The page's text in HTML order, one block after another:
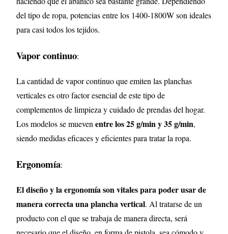
del tipo de ropa, potencias entre los 1400-1800W son ideales
para casi todos los tejidos.
Vapor continuo:
La cantidad de vapor continuo que emiten las planchas
verticales es otro factor esencial de este tipo de
complementos de limpieza y cuidado de prendas del hogar.
Los modelos se muevenentre los 25 g/min y 35 g/min,
siendo medidas eficaces y eficientes para tratar la ropa.
Ergonomía:
El diseño y la ergonomía son vitales para poder usar de
manera correcta una plancha vertical. Al tratarse de un
producto con el que se trabaja de manera directa, será